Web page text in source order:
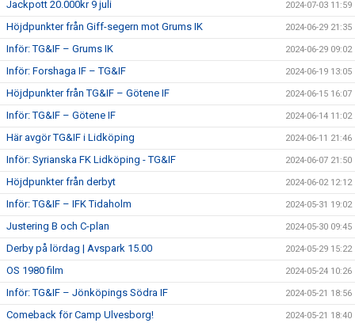
Jackpott 20.000kr 9 juli 2024-07-03 11:59
Höjdpunkter från Giff-segern mot Grums IK 2024-06-29 21:35
Inför: TG&IF – Grums IK 2024-06-29 09:02
Inför: Forshaga IF – TG&IF 2024-06-19 13:05
Höjdpunkter från TG&IF – Götene IF 2024-06-15 16:07
Inför: TG&IF – Götene IF 2024-06-14 11:02
Här avgör TG&IF i Lidköping 2024-06-11 21:46
Inför: Syrianska FK Lidköping - TG&IF 2024-06-07 21:50
Höjdpunkter från derbyt 2024-06-02 12:12
Inför: TG&IF – IFK Tidaholm 2024-05-31 19:02
Justering B och C-plan 2024-05-30 09:45
Derby på lördag | Avspark 15.00 2024-05-29 15:22
OS 1980 film 2024-05-24 10:26
Inför: TG&IF – Jönköpings Södra IF 2024-05-21 18:56
Comeback för Camp Ulvesborg! 2024-05-21 18:40